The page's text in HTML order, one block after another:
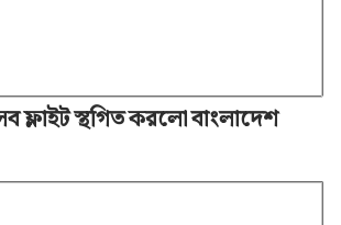
ফ্লাইট স্থগিত করলো বাংলাদেশ